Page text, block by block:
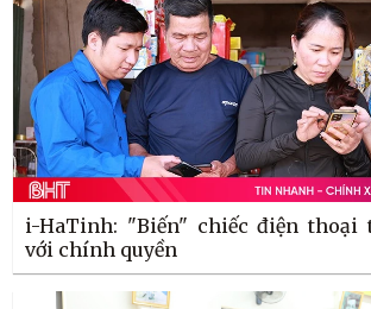
i-HaTinh: "Biến" chiếc điện thoại
với chính quyền